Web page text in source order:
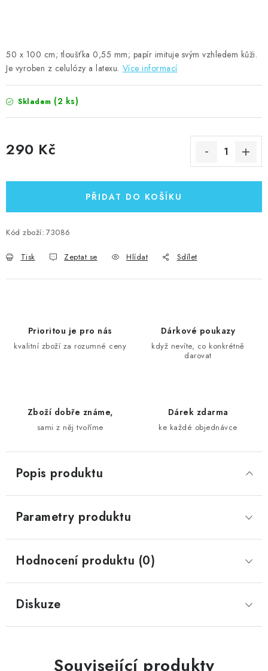
50 x 100 cm; tloušťka 0,55 mm; papír imituje svým vzhledem kůži.
Je vyroben z celulózy a latexu. Více informací
Skladem (2 ks)
290 Kč
PŘIDAT DO KOŠÍKU
Kód zboží: 73086
Tisk Zeptat se Hlídat Sdílet
Prioritou je pro nás
kvalitní zboží za rozumné ceny
Dárkové poukazy
když nevíte, co konkrétně
darovat
Zboží dobře známe,
sami z něj tvoříme
Dárek zdarma
ke každé objednávce
Popis produktu
Parametry produktu
Hodnocení produktu (0)
Diskuze
Související produkty